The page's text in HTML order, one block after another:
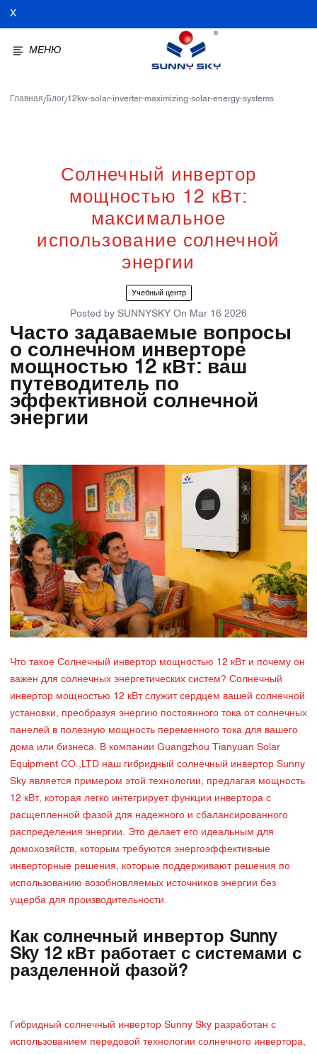
X
МЕНЮ
Главная/Блог/12kw-solar-inverter-maximizing-solar-energy-systems
Солнечный инвертор
мощностью 12 кВт:
максимальное
использование солнечной
энергии
Учебный центр
Posted by SUNNYSKY On Mar 16 2026
Часто задаваемые вопросы
о солнечном инверторе
мощностью 12 кВт: ваш
путеводитель по
эффективной солнечной
энергии
Что такое Солнечный инвертор мощностью 12 кВт и почему он
важен для солнечных энергетических систем? Солнечный
инвертор мощностью 12 кВт служит сердцем вашей солнечной
установки, преобразуя энергию постоянного тока от солнечных
панелей в полезную мощность переменного тока для вашего
дома или бизнеса. В компании Guangzhou Tianyuan Solar
Equipment CO.,LTD наш гибридный солнечный инвертор Sunny
Sky является примером этой технологии, предлагая мощность
12 кВт, которая легко интегрирует функции инвертора с
расщепленной фазой для надежного и сбалансированного
распределения энергии. Это делает его идеальным для
домохозяйств, которым требуются энергоэффективные
инверторные решения, которые поддерживают решения по
использованию возобновляемых источников энергии без
ущерба для производительности.
Как солнечный инвертор Sunny
Sky 12 кВт работает с системами с
разделенной фазой?
Гибридный солнечный инвертор Sunny Sky разработан с
использованием передовой технологии солнечного инвертора,